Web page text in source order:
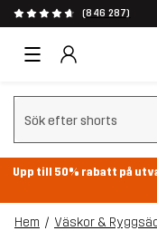
(846 287)
Rensa sök
Upp till 50% rabatt på
Hem Väskor &